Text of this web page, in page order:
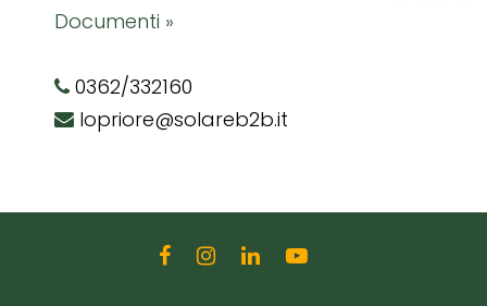
Documenti »
0362/332160
lopriore@solareb2b.it